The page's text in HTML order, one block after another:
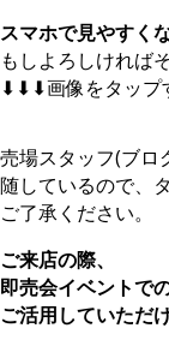
スマホで見やすく
もしよろしければ
⬇⬇⬇画像をタップ
売場スタッフ(ブロ
随しているので、
ご了承ください。
ご来店の際、
即売会イベントで
ご活用していただ